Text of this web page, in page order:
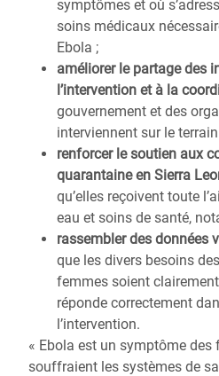
symptômes et où
soins médicaux
Ebola ;
améliorer le partage des
l’intervention et à la
gouvernement et des
interviennent sur le
renforcer le soutien aux
quarantaine en Sierra
qu’elles reçoivent toute
eau et soins de santé,
rassembler des données
que les divers besoins
femmes soient
réponde correctement
l’intervention.
« Ebola est un symptôme des
souffraient les systèmes de